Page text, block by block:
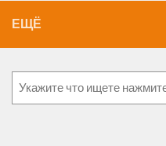
ЕЩЁ
Поиск